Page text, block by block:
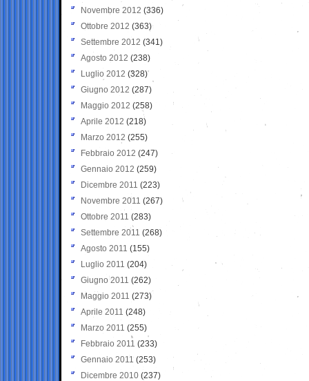
Novembre 2012 (336)
Ottobre 2012 (363)
Settembre 2012 (341)
Agosto 2012 (238)
Luglio 2012 (328)
Giugno 2012 (287)
Maggio 2012 (258)
Aprile 2012 (218)
Marzo 2012 (255)
Febbraio 2012 (247)
Gennaio 2012 (259)
Dicembre 2011 (223)
Novembre 2011 (267)
Ottobre 2011 (283)
Settembre 2011 (268)
Agosto 2011 (155)
Luglio 2011 (204)
Giugno 2011 (262)
Maggio 2011 (273)
Aprile 2011 (248)
Marzo 2011 (255)
Febbraio 2011 (233)
Gennaio 2011 (253)
Dicembre 2010 (237)